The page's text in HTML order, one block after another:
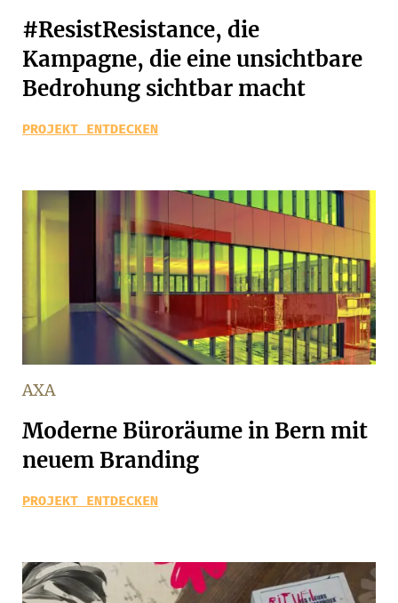
#ResistResistance, die
Kampagne, die eine unsichtbare
Bedrohung sichtbar macht
PROJEKT ENTDECKEN
AXA
Moderne Büroräume in Bern mit
neuem Branding
PROJEKT ENTDECKEN